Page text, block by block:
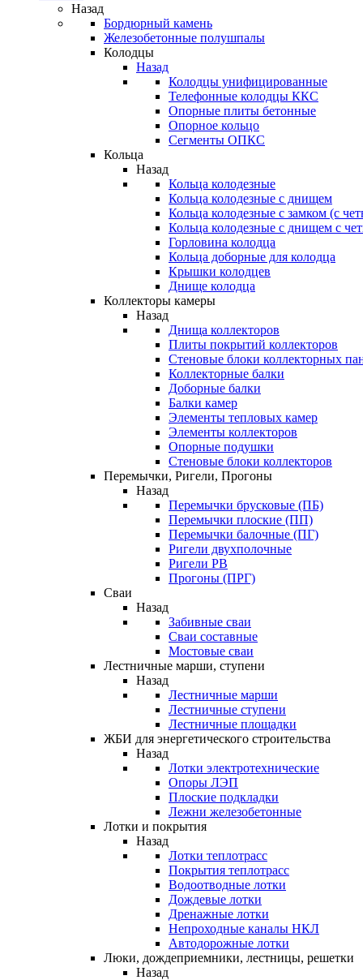
Назад
Бордюрный камень
Железобетонные полушпалы
Колодцы
Назад
Колодцы унифицированные
Телефонные колодцы ККС
Опорные плиты бетонные
Опорное кольцо
Сегменты ОПКС
Кольца
Назад
Кольца колодезные
Кольца колодезные с днищем
Кольца колодезные с замком (с
Кольца колодезные с днищем с
Горловина колодца
Кольца доборные для колодца
Крышки колодцев
Днище колодца
Коллекторы камеры
Назад
Днища коллекторов
Плиты покрытий коллекторов
Стеновые блоки коллекторных
Коллекторные балки
Доборные балки
Балки камер
Элементы тепловых камер
Элементы коллекторов
Опорные подушки
Стеновые блоки коллекторов
Перемычки, Ригели, Прогоны
Назад
Перемычки брусковые (ПБ)
Перемычки плоские (ПП)
Перемычки балочные (ПГ)
Ригели двухполочные
Ригели РВ
Прогоны (ПРГ)
Сваи
Назад
Забивные сваи
Сваи составные
Мостовые сваи
Лестничные марши, ступени
Назад
Лестничные марши
Лестничные ступени
Лестничные площадки
ЖБИ для энергетического строительства
Назад
Лотки электротехнические
Опоры ЛЭП
Плоские подкладки
Лежни железобетонные
Лотки и покрытия
Назад
Лотки теплотрасс
Покрытия теплотрасс
Водоотводные лотки
Дождевые лотки
Дренажные лотки
Непроходные каналы НКЛ
Автодорожные лотки
Люки, дождеприемники, лестницы, решетки
Назад